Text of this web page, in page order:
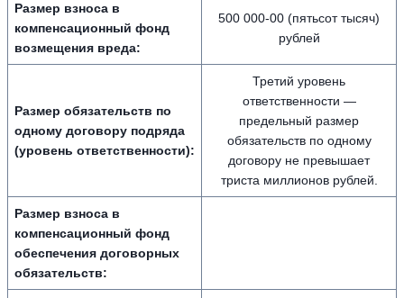
Размер взноса в
компенсационный фонд
возмещения вреда:
500 000-00 (пятьсот тысяч)
рублей
Размер обязательств по
одному договору подряда
(уровень ответственности):
Третий уровень
ответственности —
предельный размер
обязательств по одному
договору не превышает
триста миллионов рублей.
Размер взноса в
компенсационный фонд
обеспечения договорных
обязательств: